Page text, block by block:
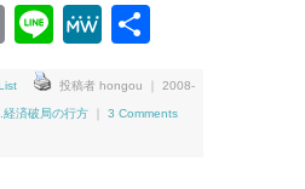
EmailLineMeWe
投稿者 hongou ｜ 2008-
経済破局の行方 3 Comments